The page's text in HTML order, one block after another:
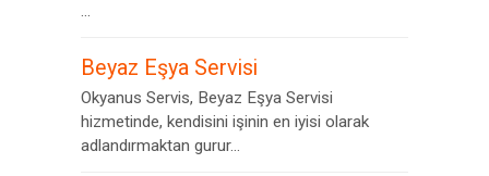
...
Beyaz Eşya Servisi
Okyanus Servis, Beyaz Eşya Servisi
hizmetinde, kendisini işinin en iyisi olarak
adlandırmaktan gurur...